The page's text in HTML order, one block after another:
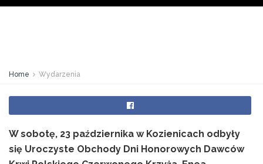
Home Wydarzenia
W sobotę, 23 października w Kozienicach odbyły
się Uroczyste Obchody Dni Honorowych Dawców